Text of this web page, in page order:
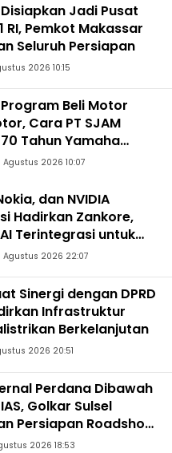
Jadi Pusat
RI, Pemkot Makassar
Seluruh Persiapan
2026 10:15
Beli Motor
Cara PT SJAM
Tahun Yamaha
HUT RI ke-81
Agustus 2026 10:07
dan NVIDIA
Hadirkan Zankore,
Terintegrasi untuk
Agustus 2026 22:07
Sinergi dengan DPRD
Infrastruktur
Berkelanjutan
2026 20:51
Perdana Dibawah
Golkar Sulsel
Persiapan Roadshow
2026 18:53